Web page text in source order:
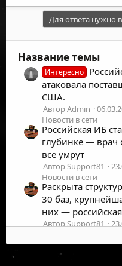
Для ответа нужно
Название темы
Интересно
атаковала
США.
Автор Admin
Новости в сети
Российская ИБ
глубинке — врач
все умрут
Автор Support81
Новости в сети
Раскрыта
30 баз,
них —
Автор Support81
Российская IT-
7-летнему